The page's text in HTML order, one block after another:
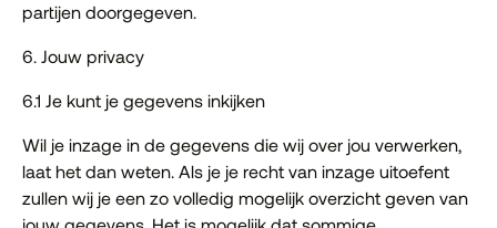
partijen doorgegeven.
6. Jouw privacy
6.1 Je kunt je gegevens inkijken
Wil je inzage in de gegevens die wij over jou verwerken,
laat het dan weten. Als je je recht van inzage uitoefent
zullen wij je een zo volledig mogelijk overzicht geven van